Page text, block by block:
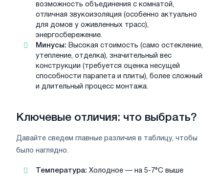
возможность объединения с комнатой,
отличная звукоизоляция (особенно актуально
для домов у оживленных трасс),
энергосбережение.
Минусы: Высокая стоимость (само остекление,
утепление, отделка), значительный вес
конструкции (требуется оценка несущей
способности парапета и плиты), более сложный
и длительный процесс монтажа.
Ключевые отличия: что выбрать?
Давайте сведем главные различия в таблицу, чтобы
было наглядно.
Температура: Холодное — на 5-7°C выше